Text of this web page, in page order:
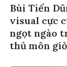
Bùi Tiến
visual cực
ngọt ngào
thủ môn